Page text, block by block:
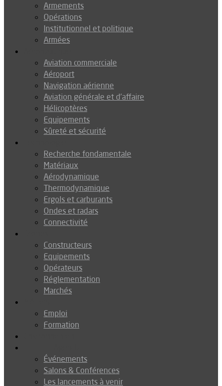
Armements
Opérations
Institutionnel et politique
Armées
Aviation commerciale
Aéroport
Navigation aérienne
Aviation générale et d’affaire
Hélicoptères
Equipements
Sûreté et sécurité
Recherche fondamentale
Matériaux
Aérodynamique
Thermodynamique
Ergols et carburants
Ondes et radars
Connectivité
Constructeurs
Equipements
Opérateurs
Réglementation
Marchés
Emploi
Formation
Événements
Salons & Conférences
Les lancements à venir